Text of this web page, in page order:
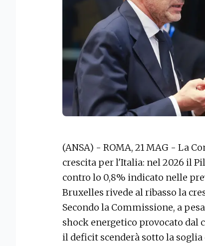
(ANSA) - ROMA, 21 MAG - La
crescita per l'Italia: nel 2026 il
contro lo 0,8% indicato nelle
Bruxelles rivede al ribasso la
Secondo la Commissione, a
shock energetico provocato
il deficit scenderà sotto la soglia